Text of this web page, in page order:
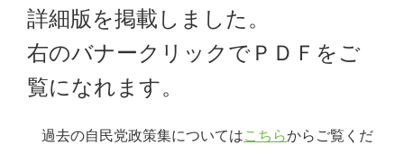
詳細版を掲載しました。
右のバナークリックでＰＤＦをご
覧になれます。
過去の自民党政策集についてはこちらからご覧くだ